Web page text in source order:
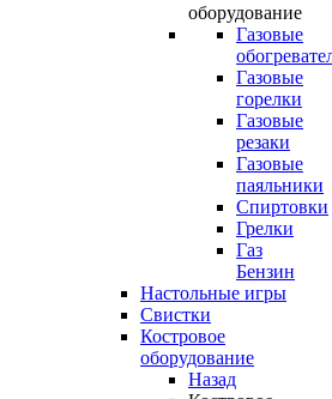
оборудование
Газовые
Газовые
горелки
Газовые
резаки
Газовые
паяльники
Спиртовки
Грелки
Газ
Бензин
Настольные игры
Свистки
Костровое
оборудование
Назад